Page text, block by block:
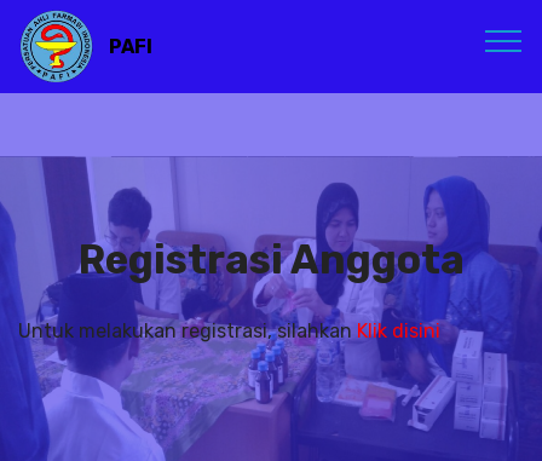
PAFI
Registrasi Anggota
Untuk melakukan registrasi, silahkan Klik disini